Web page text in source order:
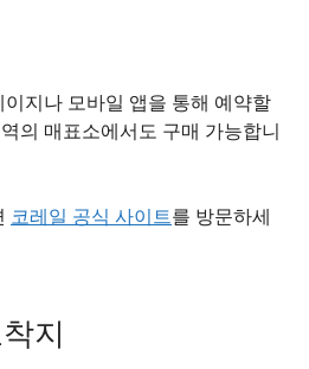
지나 모바일 앱을 통해 예약할
의 매표소에서도 구매 가능합니
코레일 공식 사이트를 방문하세
지